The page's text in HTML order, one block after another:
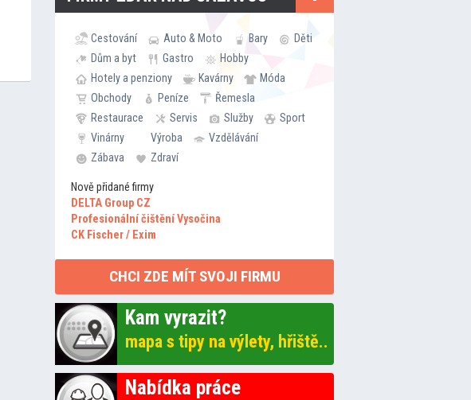
Cestování Auto & Moto Bary
Děti
Dům a byt
Gastro
Hobby
Hotely a penziony
Kavárny
Móda
Obchody
Peníze
Řemesla
Restaurace
Servis Služby
Sport
Vinárny
Výroba
Vzdělávání
Zábava
Zdraví
Nově přidané firmy
DELTA Group CZ
Profesionální čištění Vysočina
CK Fischer / Exim
CHCI ZDE MÍT SVOJI FIRMU
Kam vyrazit?
mapa s tipy na výlety, hřiště..
Nabídka práce